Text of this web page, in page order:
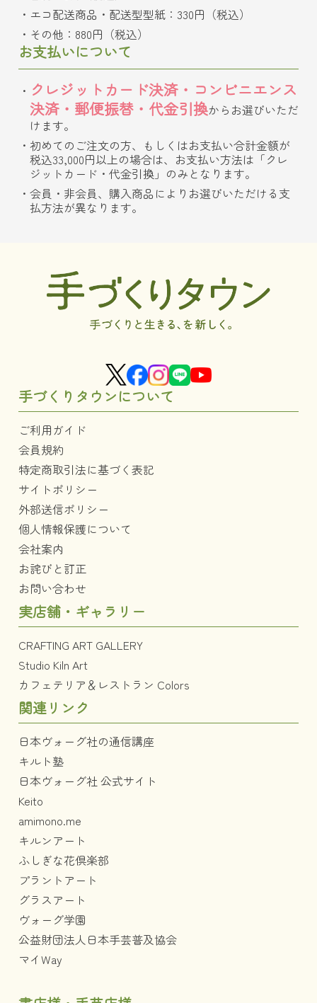
エコ配送商品・配送型型紙：330円（税込）
その他：880円（税込）
お支払いについて
クレジットカード決済・コンビニエンス
決済・郵便振替・代金引換からお選びいただ
けます。
初めてのご注文の方、もしくはお支払い合計金額が
税込33,000円以上の場合は、お支払い方法は「クレ
ジットカード・代金引換」のみとなります。
会員・非会員、購入商品によりお選びいただける支
払方法が異なります。
手づくりタウンについて
ご利用ガイド
会員規約
特定商取引法に基づく表記
サイトポリシー
外部送信ポリシー
個人情報保護について
会社案内
お詫びと訂正
お問い合わせ
実店舗・ギャラリー
CRAFTING ART GALLERY
Studio Kiln Art
カフェテリア＆レストラン Colors
関連リンク
日本ヴォーグ社の通信講座
キルト塾
日本ヴォーグ社 公式サイト
Keito
amimono.me
キルンアート
ふしぎな花倶楽部
プラントアート
グラスアート
ヴォーグ学園
公益財団法人日本手芸普及協会
マイWay